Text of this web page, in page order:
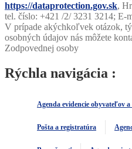
https://dataprotection.gov.sk,
tel. číslo: +421 /2/ 3231 3214; E-
V prípade akýchkoľvek otázok,
osobných údajov nás môžete
Zodpovednej osoby
Rýchla navigácia :
Agenda evidencie obyvateľov
Pošta a registratúra